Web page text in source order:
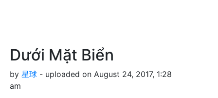
Dưới Mặt Biển
by 星球 - uploaded on August 24, 2017, 1:28
am